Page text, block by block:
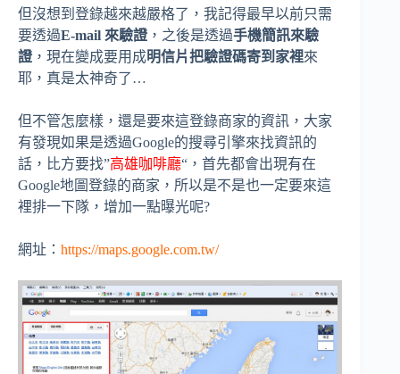
但沒想到登錄越來越嚴格了，我記得最早以前只需
要透過E-mail 來驗證 ，之後是透過手機簡訊來驗
證 ，現在變成要用成明信片把驗證碼寄到家裡來
耶，真是太神奇了…
但不管怎麼樣，還是要來這登錄商家的資訊，大家
有發現如果是透過Google的搜尋引擎來找資訊的
話，比方要找”高雄咖啡廳“，首先都會出現有在
Google地圖登錄的商家，所以是不是也一定要來這
裡排一下隊，增加一點曝光呢?
網址： https://maps.google.com.tw/